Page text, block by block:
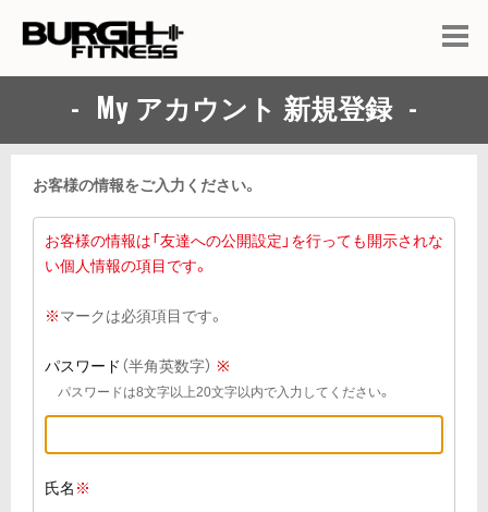
My アカウント 新規登録
お客様の情報をご入力ください。
お客様の情報は「友達への公開設定」を行っても開示されな
い個人情報の項目です。
※マークは必須項目です。
パスワード （半角英数字） ※
パスワードは8文字以上20文字以内で入力してください。
氏名 ※